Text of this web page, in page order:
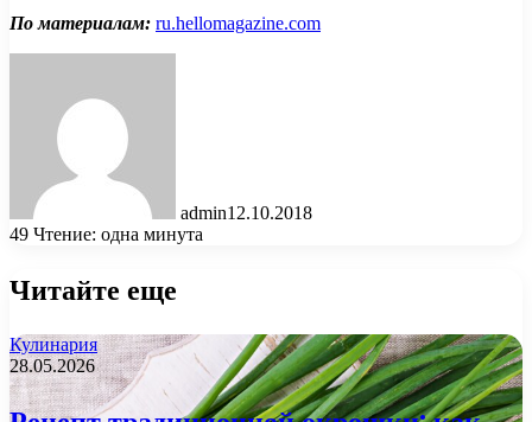
По материалам: ru.hellomagazine.com
admin12.10.2018
49 Чтение: одна минута
Читайте еще
Кулинария
28.05.2026